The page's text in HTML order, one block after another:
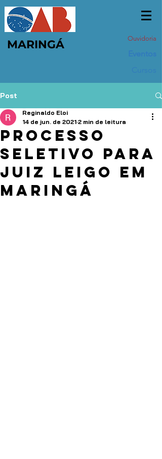
MARINGÁ Ouvidoria
Post
Processo
seletivo para
juiz leigo em
Maringá
Reginaldo Eloi
14 de jun. de 2021 2 min de leitura